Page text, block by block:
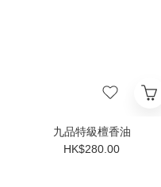
九品特級檀香油
HK$280.00